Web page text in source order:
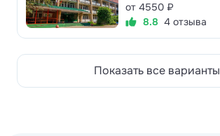
от 4550 ₽
8.8 4 отзыва
Показать все варианты